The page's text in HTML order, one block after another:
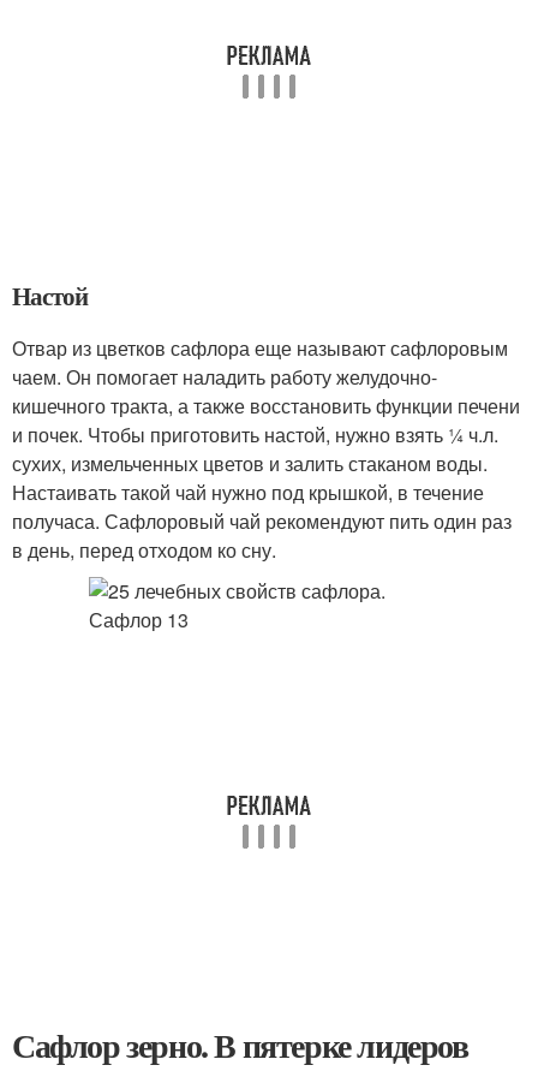
Настой
Отвар из цветков сафлора еще называют сафлоровым
чаем. Он помогает наладить работу желудочно-
кишечного тракта, а также восстановить функции печени
и почек. Чтобы приготовить настой, нужно взять ¼ ч.л.
сухих, измельченных цветов и залить стаканом воды.
Настаивать такой чай нужно под крышкой, в течение
получаса. Сафлоровый чай рекомендуют пить один раз
в день, перед отходом ко сну.
Сафлор зерно. В пятерке лидеров